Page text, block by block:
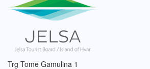
Trg Tome Gamulina 1